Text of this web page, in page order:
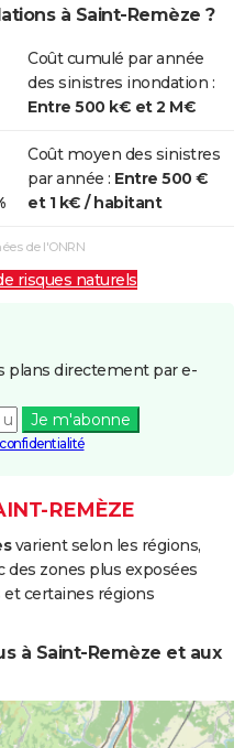
14/11/2014 1 j Oui
09/09/2002 2 j Oui
10/11/1982 5 j
à Saint-Remèze ?
Coût cumulé par année
des sinistres inondation :
Entre 500 k€ et 2 M€
Coût moyen des sinistres
par année : Entre 500 €
et 1 k€ / habitant
de l'ONRN
risques naturels
plans directement par e-
Je m'abonne
REMÈZE
varient selon les régions,
des zones plus exposées
certaines régions
à Saint-Remèze et aux